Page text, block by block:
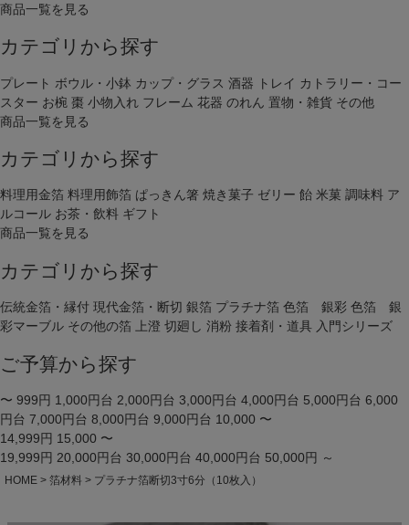
商品一覧を見る
カテゴリから探す
プレート ボウル・小鉢 カップ・グラス 酒器 トレイ カトラリー・コー
スター お椀 棗 小物入れ フレーム 花器 のれん 置物・雑貨 その他
商品一覧を見る
カテゴリから探す
料理用金箔 料理用飾箔 ぱっきん箸 焼き菓子 ゼリー 飴 米菓 調味料 ア
ルコール お茶・飲料 ギフト
商品一覧を見る
カテゴリから探す
伝統金箔・縁付 現代金箔・断切 銀箔 プラチナ箔 色箔 銀彩 色箔 銀
彩マーブル その他の箔 上澄 切廻し 消粉 接着剤・道具 入門シリーズ
ご予算から探す
〜 999円 1,000円台 2,000円台 3,000円台 4,000円台 5,000円台 6,000
円台 7,000円台 8,000円台 9,000円台 10,000 〜
14,999円 15,000 〜
19,999円 20,000円台 30,000円台 40,000円台 50,000円 ～
HOME 箔材料 プラチナ箔断切3寸6分（10枚入）